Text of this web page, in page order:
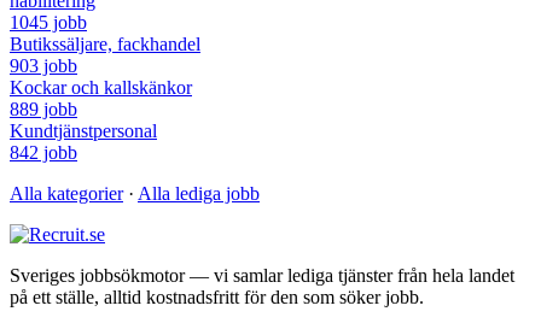
1045 jobb
Butikssäljare, fackhandel
903 jobb
Kockar och kallskänkor
889 jobb
Kundtjänstpersonal
842 jobb
Alla kategorier· Alla lediga jobb
Sveriges jobbsökmotor — vi samlar lediga tjänster från hela landet
på ett ställe, alltid kostnadsfritt för den som söker jobb.